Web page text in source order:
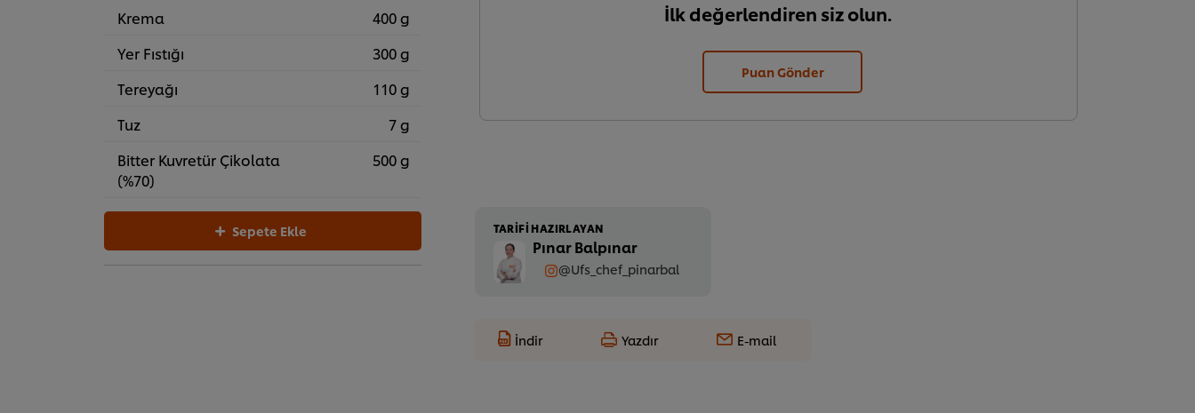
Krema
400 g
Yer Fıstığı
300 g
Tereyağı
110 g
Tuz
7 g
Bitter Kuvretür Çikolata
(%70)
500 g
Sepete Ekle
İlk değerlendiren siz olun.
Puan Gönder
TARIFI HAZIRLAYAN
Pınar Balpınar
@Ufs_chef_pinarbal
İndir Yazdır E-mail